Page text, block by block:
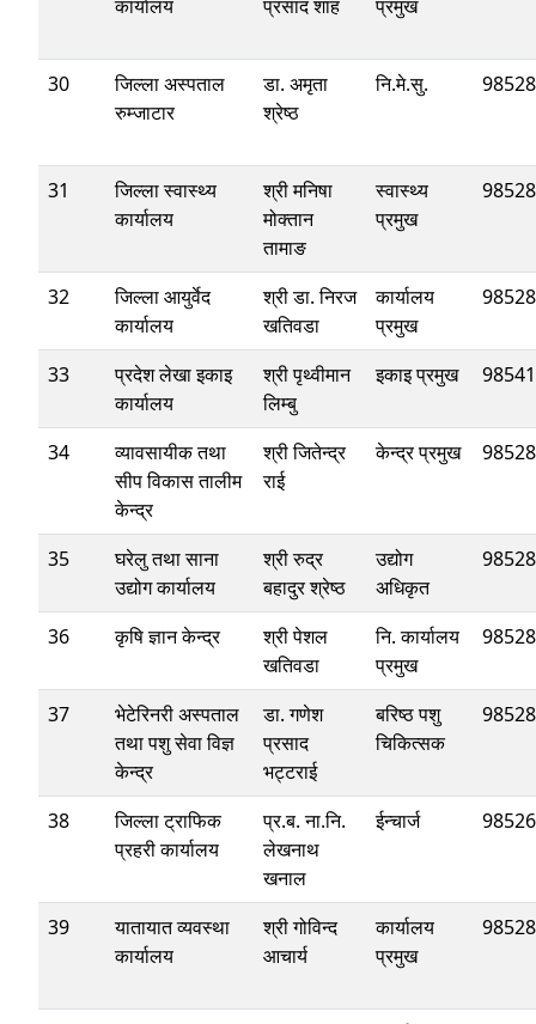
कार्यालय
प्रसाद शाह
प्रमुख
30
जिल्ला अस्पताल
रुम्जाटार
डा. अमृता
श्रेष्ठ
नि.मे.सु.
31
जिल्ला स्वास्थ्य
कार्यालय
श्री मनिषा
मोक्तान
तामाङ
स्वास्थ्य
प्रमुख
32
जिल्ला आयुर्वेद
कार्यालय
श्री डा. निरज
खतिवडा
कार्यालय
प्रमुख
33
प्रदेश लेखा इकाइ
कार्यालय
श्री पृथ्वीमान
लिम्बु
इकाइ प्रमुख
34
व्यावसायीक तथा
सीप विकास तालीम
केन्द्र
श्री जितेन्द्र
राई
केन्द्र प्रमुख
35
घरेलु तथा साना
उद्योग कार्यालय
श्री रुद्र
बहादुर श्रेष्ठ
उद्योग
अधिकृत
36 कृषि ज्ञान केन्द्र
श्री पेशल
खतिवडा
नि. कार्यालय
प्रमुख
37
भेटेरिनरी अस्पताल
तथा पशु सेवा विज्ञ
केन्द्र
डा. गणेश
प्रसाद
भट्टराई
बरिष्ठ पशु
चिकित्सक
38
जिल्ला ट्राफिक
प्रहरी कार्यालय
प्र.ब. ना.नि.
लेखनाथ
खनाल
ईन्चार्ज
39
यातायात व्यवस्था
कार्यालय
श्री गोविन्द
आचार्य
कार्यालय
प्रमुख